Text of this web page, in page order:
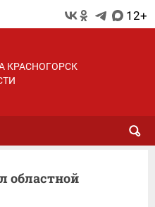
12+
КРАСНОГОРСК
областной